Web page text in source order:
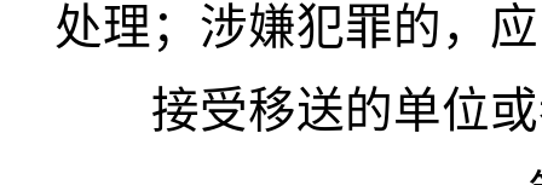
处理；涉嫌犯罪的，
接受移送的单位或